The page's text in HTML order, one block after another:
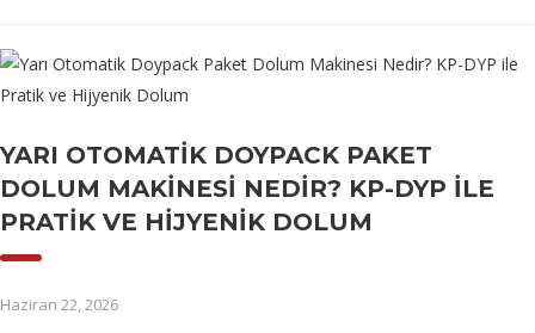
YARI OTOMATIK DOYPACK PAKET
DOLUM MAKINESI NEDIR? KP-DYP ILE
PRATIK VE HIJYENIK DOLUM
Haziran 22, 2026